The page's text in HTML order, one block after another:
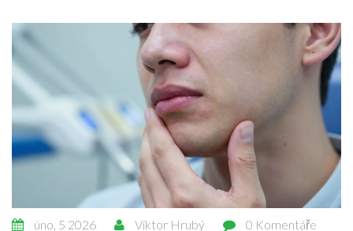
úno, 5 2026 Viktor Hrubý 0 Komentáře